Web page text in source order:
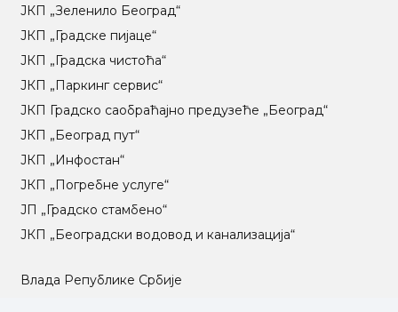
ЈКП „Зеленило Београд“
ЈКП „Градске пијаце“
ЈКП „Градска чистоћа“
ЈКП „Паркинг сервис“
ЈКП Градско саобраћајно предузеће „Београд“
ЈКП „Београд пут“
ЈКП „Инфостан“
ЈКП „Погребне услуге“
ЈП „Градско стамбено“
ЈКП „Београдски водовод и канализација“
Влада Републике Србије